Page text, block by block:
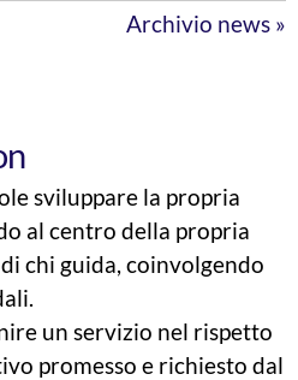
Archivio news »
sviluppare la propria
al centro della propria
chi guida, coinvolgendo
un servizio nel rispetto
promesso e richiesto dal